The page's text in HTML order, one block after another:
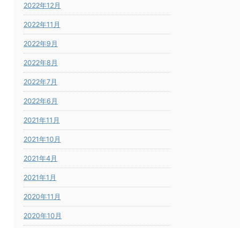
2022年12月
2022年11月
2022年9月
2022年8月
2022年7月
2022年6月
2021年11月
2021年10月
2021年4月
2021年1月
2020年11月
2020年10月